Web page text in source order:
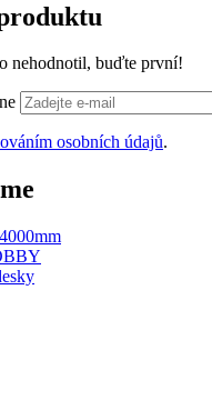
nehodnotil, buďte první!
osobních údajů.